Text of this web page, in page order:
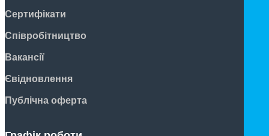
Сертифікати
Співробітництво
Вакансії
Євідновлення
Публічна оферта